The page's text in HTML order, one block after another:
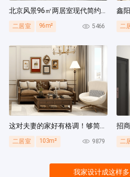
北京风景96㎡两居室现代简约风装修案例
二居室 96m² 5466 二
这对夫妻的家好有格调！够简洁还复古，好打扫卫生太贴心~
二居室 103m² 9879 二
我家设计成这样